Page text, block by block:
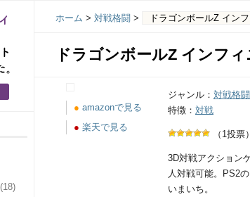
ホーム > 対戦格闘 > ドラゴンボールZ イン
ドラゴンボールZ インフ
● amazonで見る
● 楽天で見る
ジャンル： 対戦格闘
特徴： 対戦
（1投票）
3D対戦アクション
人対戦可能。PS2
いまいち。
(18)